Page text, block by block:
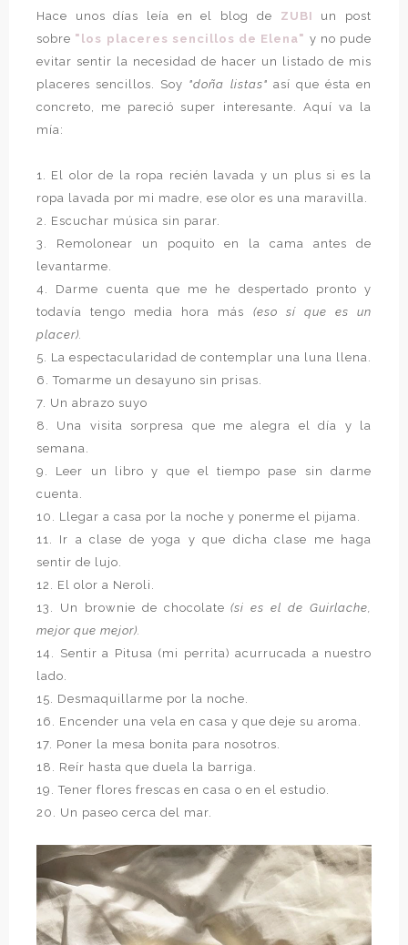
Hace unos días leía en el blog de ZUBI
un post
sobre "los placeres sencillos de Elena" y no pude
evitar sentir la necesidad de hacer un listado de mis
placeres sencillos. Soy "doña listas" así que ésta en
concreto, me pareció super interesante. Aquí va la
mía:
1. El olor de la ropa recién lavada y un plus si es la
ropa lavada por mi madre, ese olor es una maravilla.
2. Escuchar música sin parar.
3. Remolonear un poquito en la cama antes de
levantarme.
4. Darme cuenta que me he despertado pronto y
todavía tengo media hora más (eso sí que es un
placer).
5. La espectacularidad de contemplar una luna llena.
6. Tomarme un desayuno sin prisas.
7. Un abrazo suyo
8. Una visita sorpresa que me alegra el día y la
semana.
9. Leer un libro y que el tiempo pase sin darme
cuenta.
10. Llegar a casa por la noche y ponerme el pijama.
11. Ir a clase de yoga y que dicha clase me haga
sentir de lujo.
12. El olor a Neroli.
13. Un brownie de chocolate(si es el de Guirlache,
mejor que mejor).
14. Sentir a Pitusa (mi perrita) acurrucada a nuestro
lado.
15. Desmaquillarme por la noche.
16. Encender una vela en casa y que deje su aroma.
17. Poner la mesa bonita para nosotros.
18. Reír hasta que duela la barriga.
19. Tener flores frescas en casa o en el estudio.
20. Un paseo cerca del mar.